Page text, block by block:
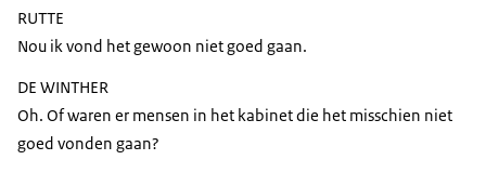
RUTTE
Nou ik vond het gewoon niet goed gaan.
DE WINTHER
Oh. Of waren er mensen in het kabinet die het misschien niet
goed vonden gaan?